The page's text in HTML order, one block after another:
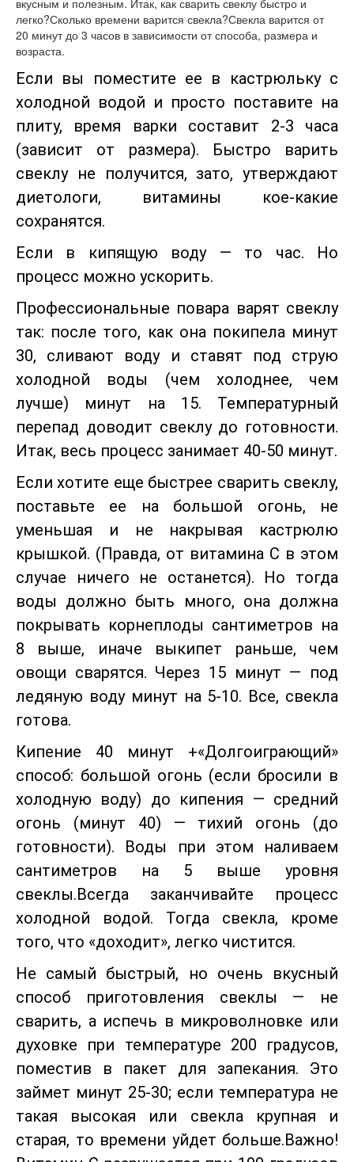
легко?Сколько времени варится свекла?Свекла варится от
20 минут до 3 часов в зависимости от способа, размера и
возраста.
Если вы поместите ее в кастрюльку с
холодной водой и просто поставите на
плиту, время варки составит 2-3 часа
(зависит от размера). Быстро варить
свеклу не получится, зато, утверждают
диетологи, витамины кое-какие
сохранятся.
Если в кипящую воду — то час. Но
процесс можно ускорить.
Профессиональные повара варят свеклу
так: после того, как она покипела минут
30, сливают воду и ставят под струю
холодной воды (чем холоднее, чем
лучше) минут на 15. Температурный
перепад доводит свеклу до готовности.
Итак, весь процесс занимает 40-50 минут.
Если хотите еще быстрее сварить свеклу,
поставьте ее на большой огонь, не
уменьшая и не накрывая кастрюлю
крышкой. (Правда, от витамина С в этом
случае ничего не останется). Но тогда
воды должно быть много, она должна
покрывать корнеплоды сантиметров на
8 выше, иначе выкипет раньше, чем
овощи сварятся. Через 15 минут — под
ледяную воду минут на 5-10. Все, свекла
готова.
Кипение 40 минут +«Долгоиграющий»
способ: большой огонь (если бросили в
холодную воду) до кипения — средний
огонь (минут 40) — тихий огонь (до
готовности). Воды при этом наливаем
сантиметров на 5 выше уровня
свеклы.Всегда заканчивайте процесс
холодной водой. Тогда свекла, кроме
того, что «доходит», легко чистится.
Не самый быстрый, но очень вкусный
способ приготовления свеклы — не
сварить, а испечь в микроволновке или
духовке при температуре 200 градусов,
поместив в пакет для запекания. Это
займет минут 25-30; если температура не
такая высокая или свекла крупная и
старая, то времени уйдет больше.Важно!